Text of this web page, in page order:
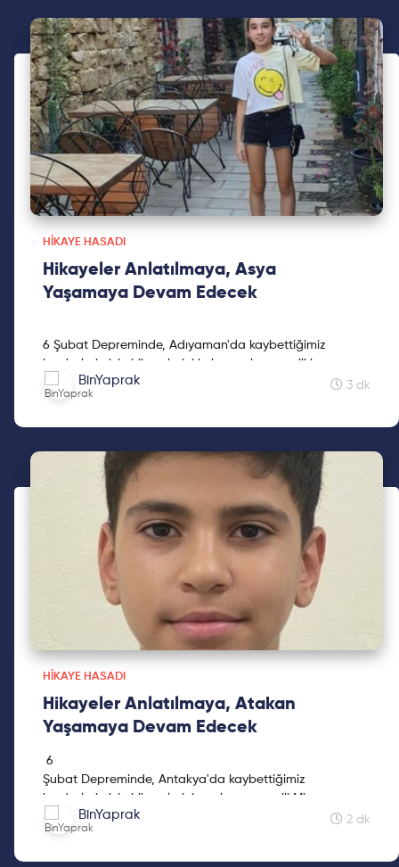
HIKAYE HASADI
Hikayeler Anlatılmaya, Asya
Yaşamaya Devam Edecek
6 Şubat Depreminde, Adıyaman'da kaybettiğimiz
kardeşlerimizin hikayelerini kaleme alan sevgili kız
kardeşimiz Mine Kavasoğulları'na teşekkür ederiz.
BinYaprak 3 dk
HIKAYE HASADI
Hikayeler Anlatılmaya, Atakan
Yaşamaya Devam Edecek
6
Şubat Depreminde, Antakya'da kaybettiğimiz
kardeşlerimizin hikayelerini paylaşan sevgili Mine
Kavasoğullarına teşekkür ederiz.
Kadınların hikayelerini paylaşan, "Deneyim paylaşınca
güzeldir." inancıyla çalışan BinYaprak ailesi olarak, 29
Cumhuriyetimizin 2. yüzyılına kadınların hikayelerini
BinYaprak 2 dk